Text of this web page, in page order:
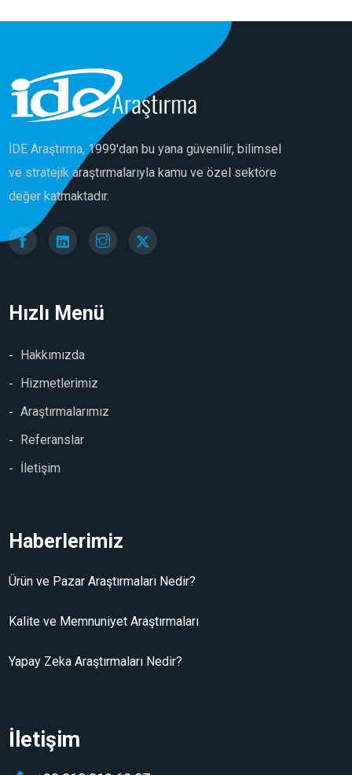
İDE Araştırma, 1999'dan bu yana güvenilir, bilimsel
ve stratejik araştırmalarıyla kamu ve özel sektöre
değer katmaktadır.
Hızlı Menü
Hakkımızda
Hizmetlerimiz
Araştırmalarımız
Referanslar
İletişim
Haberlerimiz
Ürün ve Pazar Araştırmaları Nedir?
Kalite ve Memnuniyet Araştırmaları
Yapay Zeka Araştırmaları Nedir?
İletişim